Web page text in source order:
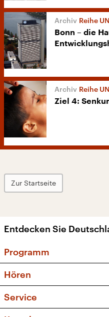
Reihe
Bonn – die
Reihe
Ziel 4:
Zur Startseite
Entdecken Sie
Programm
Sendungen und
Musikliste
Hören
Frequenzen (UKW
Service